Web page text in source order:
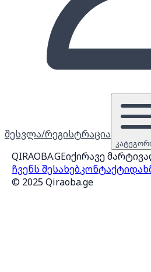
შესვლა/რეგისტრაცია
QIRAOBA.GEიქირავე
ჩვენს შესახებკონტაქტი
© 2025 Qiraoba.ge